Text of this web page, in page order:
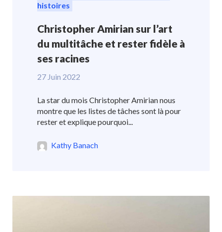
histoires
Christopher Amirian sur l’art
du multitâche et rester fidèle à
ses racines
27 Juin 2022
La star du mois Christopher Amirian nous
montre que les listes de tâches sont là pour
rester et explique pourquoi...
Kathy Banach